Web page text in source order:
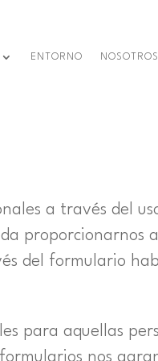
ENTORNO NOSOTROS
a través del
proporcionarnos
del formulario
para aquellas